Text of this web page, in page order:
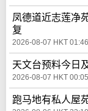
凤德道近志莲净
复
2026-08-07 HKT 01:46
天文台预料今日
2026-08-07 HKT 00:05
跑马地有私人屋